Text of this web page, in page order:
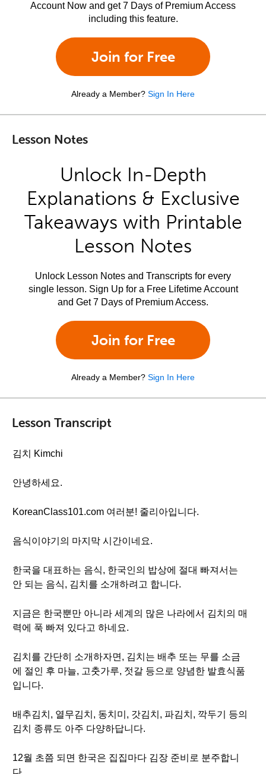
Account Now and get 7 Days of Premium Access
including this feature.
Join for Free
Already a Member? Sign In Here
Lesson Notes
Unlock In-Depth
Explanations & Exclusive
Takeaways with Printable
Lesson Notes
Unlock Lesson Notes and Transcripts for every
single lesson. Sign Up for a Free Lifetime Account
and Get 7 Days of Premium Access.
Join for Free
Already a Member? Sign In Here
Lesson Transcript
김치 Kimchi
안녕하세요.
KoreanClass101.com 여러분! 줄리아입니다.
음식이야기의 마지막 시간이네요.
한국을 대표하는 음식, 한국인의 밥상에 절대 빠져서는
안 되는 음식, 김치를 소개하려고 합니다.
지금은 한국뿐만 아니라 세계의 많은 나라에서 김치의 매
력에 푹 빠져 있다고 하네요.
김치를 간단히 소개하자면, 김치는 배추 또는 무를 소금
에 절인 후 마늘, 고춧가루, 젓갈 등으로 양념한 발효식품
입니다.
배추김치, 열무김치, 동치미, 갓김치, 파김치, 깍두기 등의
김치 종류도 아주 다양하답니다.
12월 초쯤 되면 한국은 집집마다 김장 준비로 분주합니
다.